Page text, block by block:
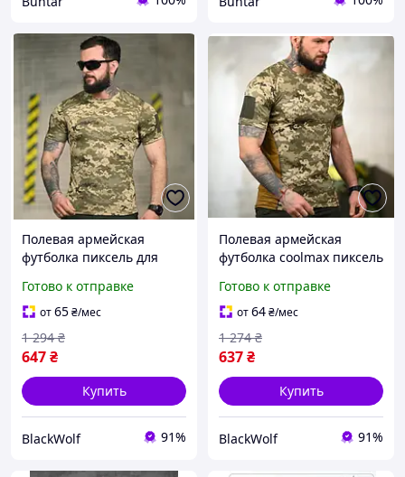
Полевая армейская
футболка пиксель для
Готово к отправке
от65₴/мес
647₴
1 294 ₴
Купить
BlackWolf 91%
Полевая армейская
футболка coolmax пиксель
167
Готово к отправке
от64₴/мес
637₴
1 274 ₴
Купить
BlackWolf 91%